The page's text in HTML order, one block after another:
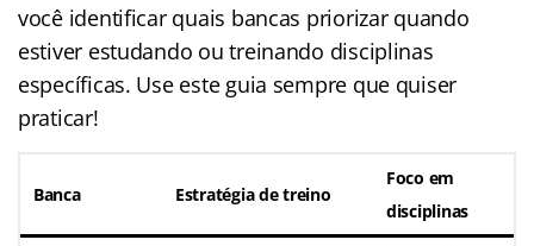
você identificar quais bancas priorizar quando
estiver estudando ou treinando disciplinas
específicas. Use este guia sempre que quiser
praticar!
Banca Estratégia de treino
Foco em
disciplinas